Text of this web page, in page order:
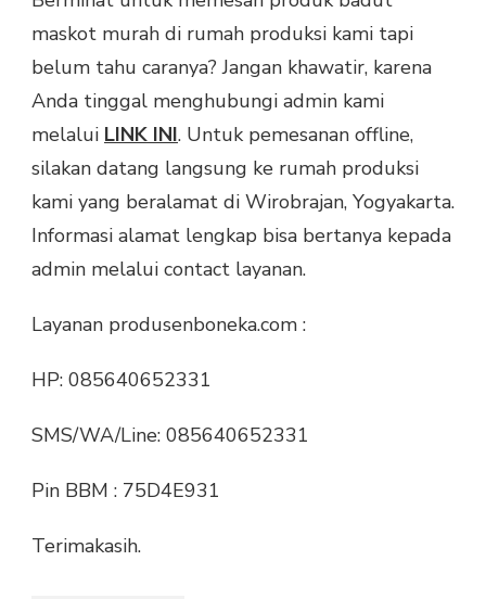
maskot murah di rumah produksi kami tapi
belum tahu caranya? Jangan khawatir, karena
Anda tinggal menghubungi admin kami
melalui LINK INI. Untuk pemesanan offline,
silakan datang langsung ke rumah produksi
kami yang beralamat di Wirobrajan, Yogyakarta.
Informasi alamat lengkap bisa bertanya kepada
admin melalui contact layanan.
Layanan produsenboneka.com :
HP: 085640652331
SMS/WA/Line: 085640652331
Pin BBM : 75D4E931
Terimakasih.